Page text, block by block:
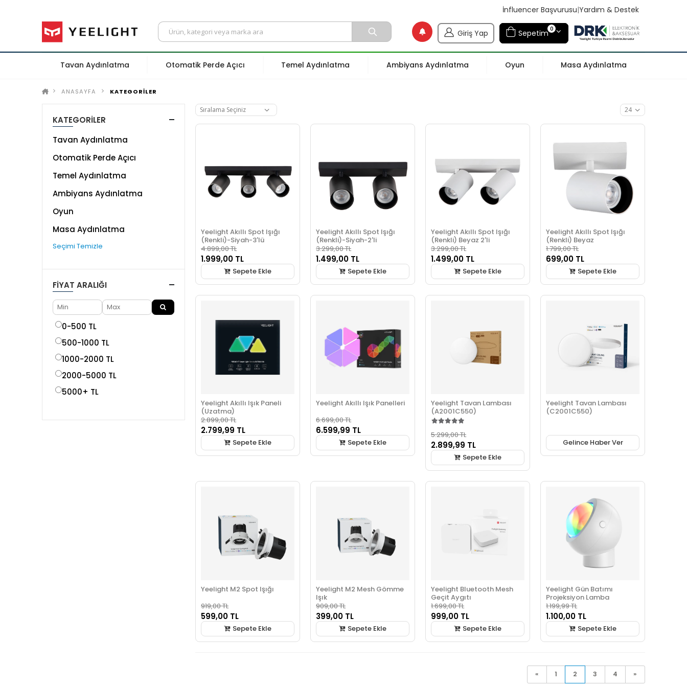
İnfluencer Başvurusu|Yardım & Destek
Giriş Yap Sepetim0
Tavan Aydınlatma Otomatik Perde Açıcı Temel Aydınlatma Ambiyans Aydınlatma Oyun Masa Aydınlatma
ANASAYFA KATEGORİLER
Yeelight Akıllı Spot Işığı
(Renkli)-Siyah-3'lü
4.899,00 TL
1.999,00 TL
Sepete Ekle
Yeelight Akıllı Spot Işığı
(Renkli)-Siyah-2'li
3.299,00 TL
1.499,00 TL
Sepete Ekle
Yeelight Akıllı Spot Işığı
(Renkli) Beyaz 2'li
3.299,00 TL
1.499,00 TL
Sepete Ekle
Yeelight Akıllı Spot Işığı
(Renkli) Beyaz
1.799,00 TL
699,00 TL
Sepete Ekle
Yeelight Akıllı Işık Paneli
(Uzatma)
2.899,00 TL
2.799,99 TL
Sepete Ekle
Yeelight Akıllı Işık Panelleri
6.699,00 TL
6.599,99 TL
Sepete Ekle
Yeelight Tavan Lambası
(A2001C550)
5.299,00 TL
2.899,99 TL
Sepete Ekle
Yeelight Tavan Lambası
(C2001C550)
Gelince Haber Ver
Yeelight M2 Spot Işığı
919,00 TL
599,00 TL
Sepete Ekle
Yeelight M2 Mesh Gömme
Işık
909,00 TL
399,00 TL
Sepete Ekle
Yeelight Bluetooth Mesh
Geçit Aygıtı
1.699,00 TL
999,00 TL
Sepete Ekle
Yeelight Gün Batımı
Projeksiyon Lamba
1.199,99 TL
1.100,00 TL
Sepete Ekle
« 1 2 3 4 »
KATEGORİLER
Tavan Aydınlatma
Otomatik Perde Açıcı
Temel Aydınlatma
Ambiyans Aydınlatma
Oyun
Masa Aydınlatma
Seçimi Temizle
FIYAT ARALIĞI
0-500 TL
500-1000 TL
1000-2000 TL
2000-5000 TL
5000+ TL